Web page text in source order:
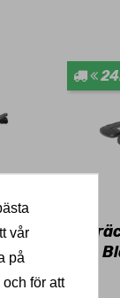
EVO
vår
på
för att